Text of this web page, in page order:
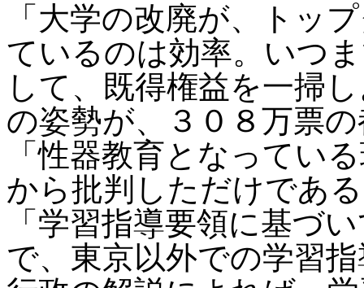
「大学の改廃が、トッ
ているのは効率。いつ
して、既得権益を一掃
の姿勢が、３０８万票
「性器教育となってい
から批判しただけであ
「学習指導要領に基づ
で、東京以外での学習